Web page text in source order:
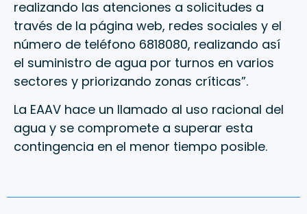
realizando las atenciones a solicitudes a
través de la página web, redes sociales y el
número de teléfono 6818080, realizando así
el suministro de agua por turnos en varios
sectores y priorizando zonas críticas”.
La EAAV hace un llamado al uso racional del
agua y se compromete a superar esta
contingencia en el menor tiempo posible.